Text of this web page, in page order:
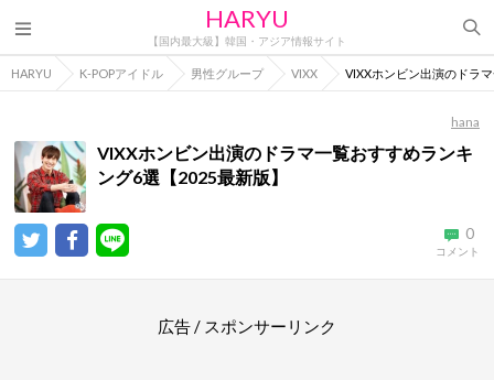
HARYU
【国内最大級】韓国・アジア情報サイト
HARYU K-POPアイドル 男性グループ VIXX VIXXホンビン出演のドラ
hana
VIXXホンビン出演のドラマ一覧おすすめランキ
ング6選【2025最新版】
0
コメント
広告 / スポンサーリンク